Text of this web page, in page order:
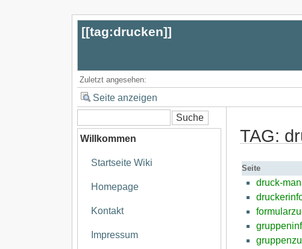
[[tag:drucken]]
Zuletzt angesehen:
Seite anzeigen
Willkommen
Startseite Wiki
Homepage
Kontakt
Impressum
TAG:
Seite
druck-